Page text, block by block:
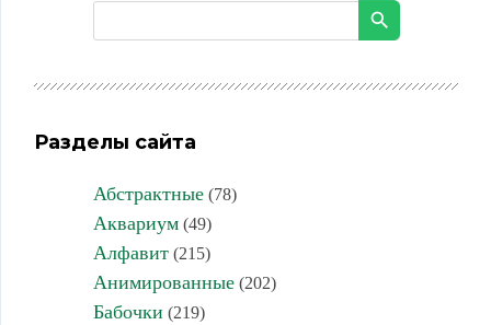
Разделы сайта
Абстрактные(78)
Аквариум(49)
Алфавит(215)
Анимированные(202)
Бабочки (219)